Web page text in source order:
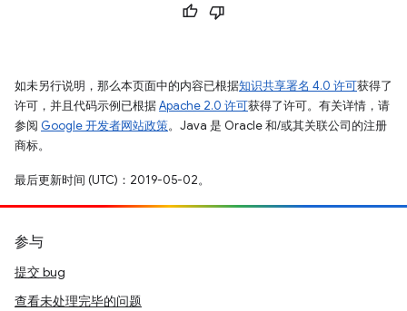
如未另行说明，那么本页面中的内容已根据知识共享署名 4.0 许可获得了
许可，并且代码示例已根据Apache 2.0 许可获得了许可。有关详情，请
参阅 Google 开发者网站政策。Java 是 Oracle 和/或其关联公司的注册
商标。
最后更新时间 (UTC)：2019-05-02。
参与
提交 bug
查看未处理完毕的问题